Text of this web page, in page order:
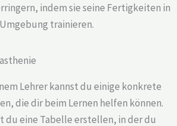
indem sie seine Fertigkeiten in
trainieren.
Lehrer kannst du einige konkrete
die dir beim Lernen helfen können.
du eine Tabelle erstellen, in der du